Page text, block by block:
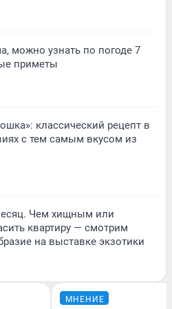
можно узнать по погоде 7
приметы
классический рецепт в
с тем самым вкусом из
Чем хищным или
квартиру — смотрим
на выставке экзотики
МНЕНИЕ